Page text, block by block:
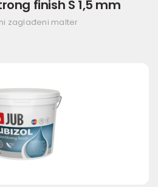
finish S 1,5 mm
zaglađeni malter